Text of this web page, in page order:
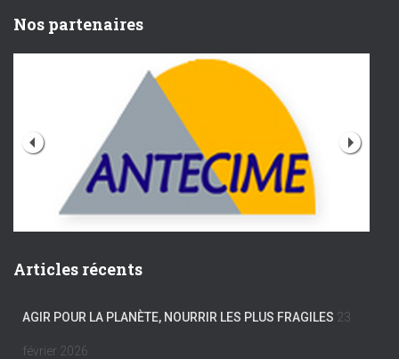
Nos partenaires
Articles récents
AGIR POUR LA PLANÈTE, NOURRIR LES PLUS FRAGILES 23
février 2026